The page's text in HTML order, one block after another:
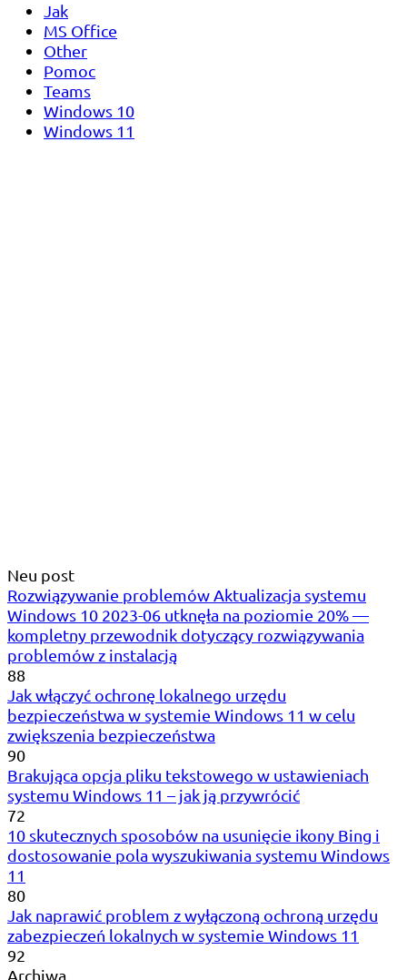
Jak
MS Office
Other
Pomoc
Teams
Windows 10
Windows 11
Neu post
Rozwiązywanie problemów Aktualizacja systemu
Windows 10 2023-06 utknęła na poziomie 20% —
kompletny przewodnik dotyczący rozwiązywania
problemów z instalacją
88
Jak włączyć ochronę lokalnego urzędu
bezpieczeństwa w systemie Windows 11 w celu
zwiększenia bezpieczeństwa
90
Brakująca opcja pliku tekstowego w ustawieniach
systemu Windows 11 – jak ją przywrócić
72
10 skutecznych sposobów na usunięcie ikony Bing i
dostosowanie pola wyszukiwania systemu Windows
11
80
Jak naprawić problem z wyłączoną ochroną urzędu
zabezpieczeń lokalnych w systemie Windows 11
92
Archiwa